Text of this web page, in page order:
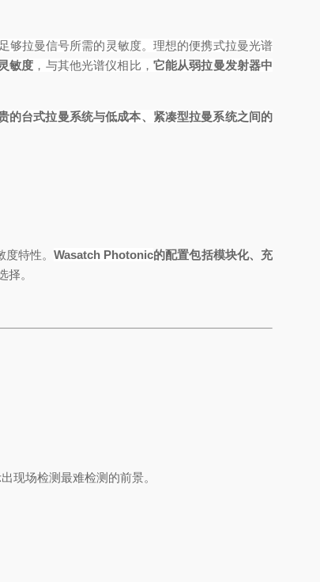
够拉曼信号所需的灵敏度。理想的便携式拉曼光谱
敏度 ，与其他光谱仪相比， 它能从弱拉曼发射器中
的台式拉曼系统与低成本、紧凑型拉曼系统之间的
特性。 Wasatch Photonic的配置包括模块化、充
择。
现场检测最难检测的前景。